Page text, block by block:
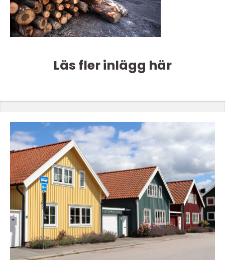
Läs fler inlägg här